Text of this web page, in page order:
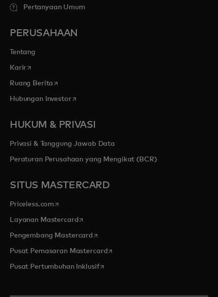
Pertanyaan Umum
PERUSAHAAN
Tentang
Kariropens in a new tab
Ruang Berita opens in a new tab
Hubungan Investoropens in a new tab
HUKUM & PRIVASI
Privasi & Tanggung Jawab Data
Peraturan Perusahaan yang Mengikat (BCR)
SITUS MASTERCARD
Priceless.com opens in a new tab
Layanan Mastercardopens in a new tab
Pengembang Mastercard opens in a new tab
Pusat Pemasaran Mastercardopens in a new tab
Pusat Pertumbuhan Inklusifopens in a new tab